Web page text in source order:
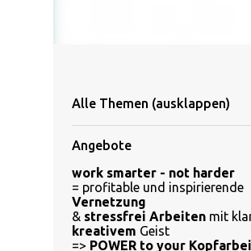
Alle Themen (ausklappen)
Angebote
work smarter - not harder
= profitable und inspirierende
Vernetzung
& stressfrei Arbeitenmit
kreativem Geist
=> POWER to your